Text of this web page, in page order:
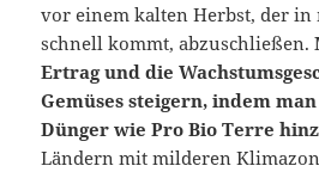
vor einem kalten Herbst, der in
schnell kommt, abzuschließen.
Ertrag und die
Gemüses steigern, indem
Dünger wie Pro Bio Terre
Ländern mit milderen